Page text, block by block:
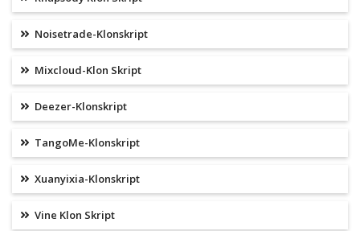
Noisetrade-Klonskript
Mixcloud-Klon Skript
Deezer-Klonskript
TangoMe-Klonskript
Xuanyixia-Klonskript
Vine Klon Skript